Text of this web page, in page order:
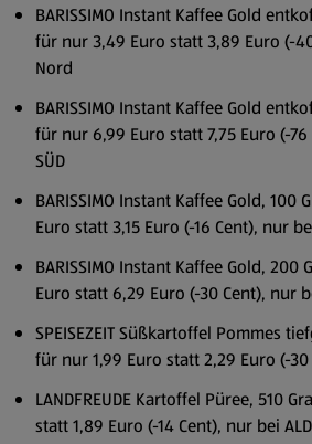
BARISSIMO Instant Kaffee Gold
für nur 3,49 Euro statt 3,89 Euro (-
Nord
BARISSIMO Instant Kaffee Gold
für nur 6,99 Euro statt 7,75 Euro (-76
SÜD
BARISSIMO Instant Kaffee Gold, 100
Euro statt 3,15 Euro (-16 Cent), nur
BARISSIMO Instant Kaffee Gold,
Euro statt 6,29 Euro (-30 Cent), nur
SPEISEZEIT Süßkartoffel Pommes
für nur 1,99 Euro statt 2,29 Euro (-30
LANDFREUDE Kartoffel Püree, 510
statt 1,89 Euro (-14 Cent), nur bei